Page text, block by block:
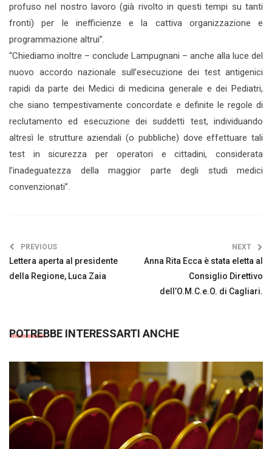
profuso nel nostro lavoro (già rivolto in questi tempi su tanti
fronti) per le inefficienze e la cattiva organizzazione e
programmazione altrui”.
“Chiediamo inoltre – conclude Lampugnani – anche alla luce del
nuovo accordo nazionale sull’esecuzione dei test antigenici
rapidi da parte dei Medici di medicina generale e dei Pediatri,
che siano tempestivamente concordate e definite le regole di
reclutamento ed esecuzione dei suddetti test, individuando
altresì le strutture aziendali (o pubbliche) dove effettuare tali
test in sicurezza per operatori e cittadini, considerata
l’inadeguatezza della maggior parte degli studi medici
convenzionati”.
PREVIOUS
Lettera aperta al presidente
della Regione, Luca Zaia
NEXT
Anna Rita Ecca è stata eletta al
Consiglio Direttivo
dell’O.M.C.e.O. di Cagliari.
POTREBBE INTERESSARTI ANCHE